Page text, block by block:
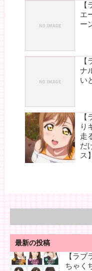
エ
ー
ナ
い
り
走
だ
ス】
最新の投稿
【ラ
ちゃく